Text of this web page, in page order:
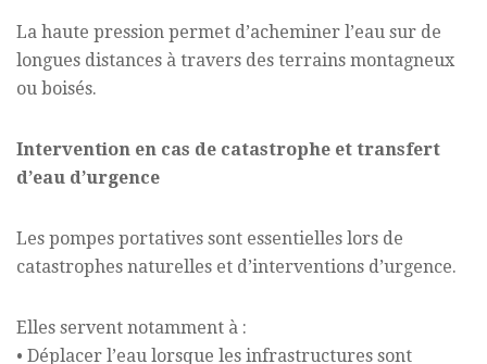
La haute pression permet d’acheminer l’eau sur de
longues distances à travers des terrains montagneux
ou boisés.
Intervention en cas de catastrophe et transfert
d’eau d’urgence
Les pompes portatives sont essentielles lors de
catastrophes naturelles et d’interventions d’urgence.
Elles servent notamment à :
• Déplacer l’eau lorsque les infrastructures sont